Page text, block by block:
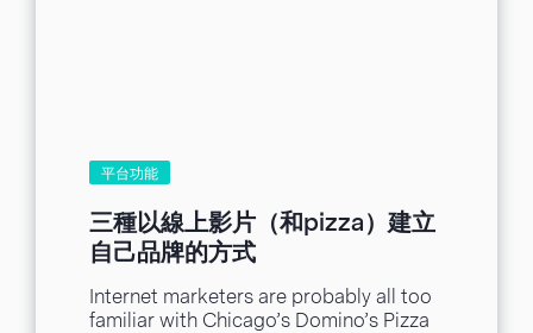
平台功能
三種以線上影片（和pizza）建立
自己品牌的方式
Internet marketers are probably all too
familiar with Chicago’s Domino’s Pizza